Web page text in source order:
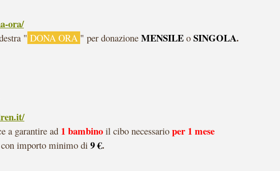
ora/
" DONA ORA " per donazione MENSILE o SINGOLA.
a garantire ad 1 bambino il cibo necessario per 1 mese
con importo minimo di 9 €.